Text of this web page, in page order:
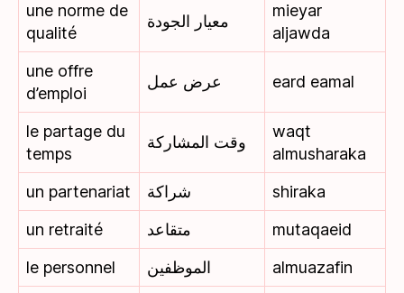
une norme de
qualité
معيار الجودة
mieyar
aljawda
une offre
d’emploi
عرض عمل eard eamal
le partage du
temps
وقت المشاركة
waqt
almusharaka
un partenariat
شراكة
shiraka
un retraité
متقاعد
mutaqaeid
le personnel
الموظفين almuazafin